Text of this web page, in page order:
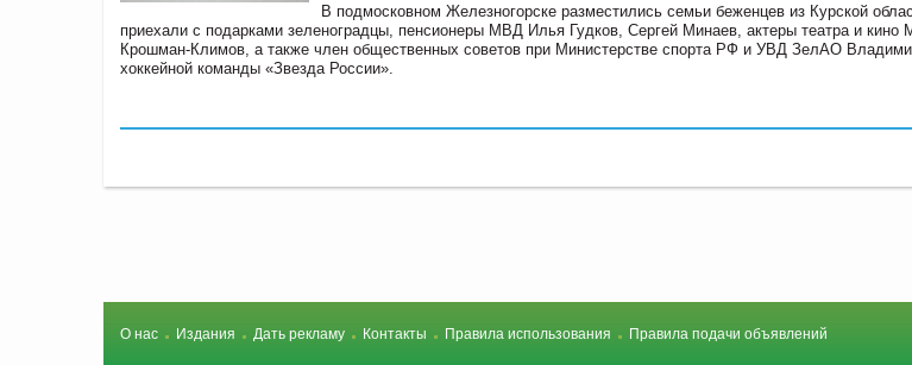
В подмосковном Железногорске разместились семьи беженцев из Курской
приехали с подарками зеленоградцы, пенсионеры МВД Илья Гудков, Сергей Минаев, актеры театра и кино
Крошман-Климов, а также член общественных советов при Министерстве спорта РФ и УВД ЗелАО
хоккейной команды «Звезда России».
О нас Издания Дать рекламу Контакты Правила использования Правила подачи объявлений